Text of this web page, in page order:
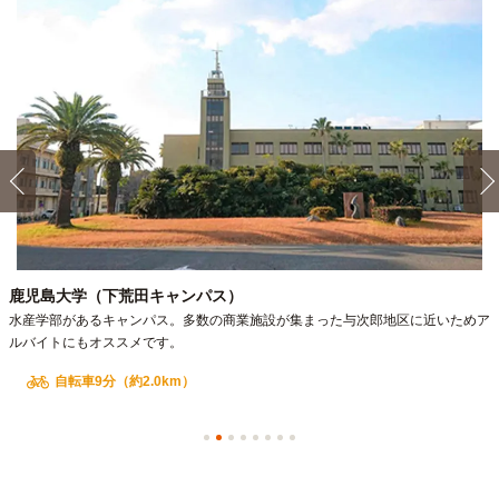
鹿児島大学（下荒田キャンパス）
水産学部があるキャンパス。多数の商業施設が集まった与次郎地区に近いためア
ルバイトにもオススメです。
自転車9分（約2.0km）